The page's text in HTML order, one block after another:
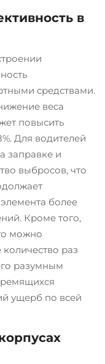
в
средствами.
веса
повысить
Для водителей
заправке и
выбросов, что
более
Кроме того,
можно
раз
разумным
ущерб по всей